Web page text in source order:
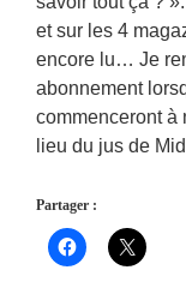
et sur les 4
encore lu… Je
abonnement
commenceront à
lieu du jus de
Partager :